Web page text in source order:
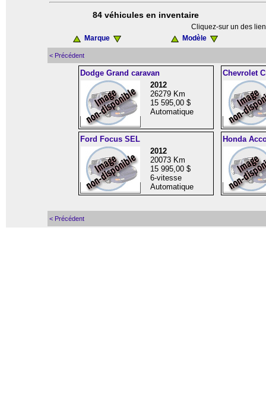
84 véhicules en inventaire
Cliquez-sur un des
Marque
Modèle
< Précédent
Dodge Grand caravan
2012
26279 Km
15 595,00 $
Automatique
Chevrolet
Ford Focus SEL
2012
20073 Km
15 995,00 $
6-vitesse
Automatique
Honda
< Précédent